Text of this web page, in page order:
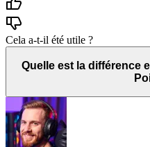
Cela a-t-il été utile ?
Quelle est la différence